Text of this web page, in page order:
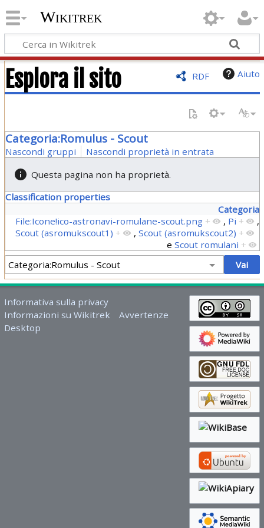
Wikitrek
RDF Aiuto
Esplora il sito
Categoria:Romulus - Scout
Nascondi gruppi
Nascondi proprietà in entrata
Questa pagina non ha proprietà.
Classification properties
Categoria
File:Icone!ico-astronavi-romulane-scout.png + , Pi +
,
Scout (asromukscout1) + ,Scout (asromukscout2) +
eScout romulani +
Informativa sulla privacy
Informazioni su Wikitrek
Avvertenze
Desktop